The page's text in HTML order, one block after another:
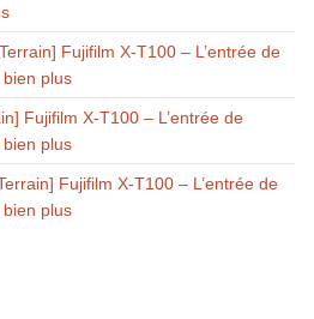
Fujifilm X-T100 – L’entrée de
plus
Fujifilm X-T100 – L’entrée de
plus
Fujifilm X-T100 – L’entrée de
plus